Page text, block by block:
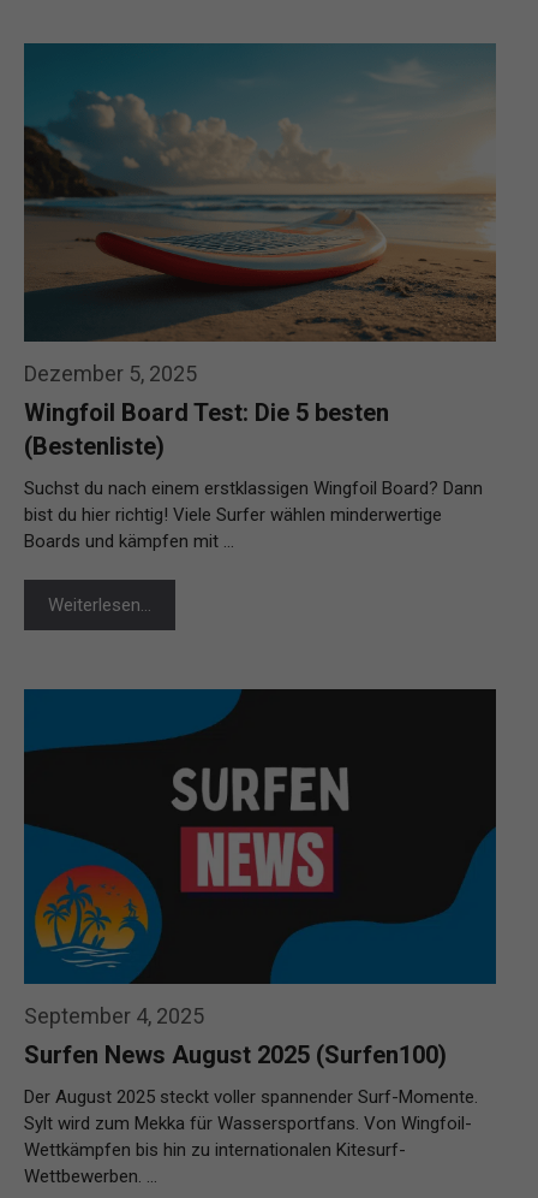
Dezember 5, 2025
Wingfoil Board Test: Die 5 besten
(Bestenliste)
Suchst du nach einem erstklassigen Wingfoil Board? Dann
bist du hier richtig! Viele Surfer wählen minderwertige
Boards und kämpfen mit …
Weiterlesen…
September 4, 2025
Surfen News August 2025 (Surfen100)
Der August 2025 steckt voller spannender Surf-Momente.
Sylt wird zum Mekka für Wassersportfans. Von Wingfoil-
Wettkämpfen bis hin zu internationalen Kitesurf-
Wettbewerben. …